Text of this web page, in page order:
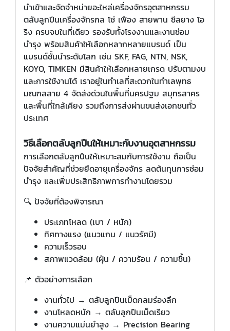
นำเข้าและจัดจำหน่ายอะไหล่เครื่องจักรอุตสาหกรรม
ตลับลูกปืนเครื่องจักรกล โซ่ เฟือง สายพาน ซีลยาง โอ
ริง ครบจบในที่เดียว รองรับทั้งโรงงานและงานซ่อม
บำรุง พร้อมสินค้าให้เลือกหลากหลายแบรนด์ เป็น
แบรนด์ชั้นนำระดับโลก เช่น SKF, FAG, NTN, NSK,
KOYO, TIMKEN มีสินค้าให้เลือกหลายเกรด ปรับตามงบ
และการใช้งานได้ เราอยู่ในทำเลที่สะดวกในทำเลพุทธ
มณฑลสาย 4 จัดส่งด่วนในพื้นที่นครปฐม สมุทรสาคร
และพื้นที่ใกล้เคียง รวมถึงการส่งผ่านขนส่งเอกชนทั่ว
ประเทศ
วิธีเลือกตลับลูกปืนให้เหมาะกับงานอุตสาหกรรม
การเลือกตลับลูกปืนให้เหมาะสมกับการใช้งาน ถือเป็น
ปัจจัยสำคัญที่ช่วยยืดอายุเครื่องจักร ลดต้นทุนการซ่อม
บำรุง และเพิ่มประสิทธิภาพการทำงานโดยรวม
🔍 ปัจจัยที่ต้องพิจารณา
ประเภทโหลด (เบา / หนัก)
ทิศทางแรง (แนวแกน / แนวรัศมี)
ความเร็วรอบ
สภาพแวดล้อม (ฝุ่น / ความร้อน / ความชื้น)
📌 ตัวอย่างการเลือก
งานทั่วไป → ตลับลูกปืนเม็ดกลมร่องลึก
งานโหลดหนัก → ตลับลูกปืนเม็ดเรียว
งานความแม่นยำสูง → Precision Bearing